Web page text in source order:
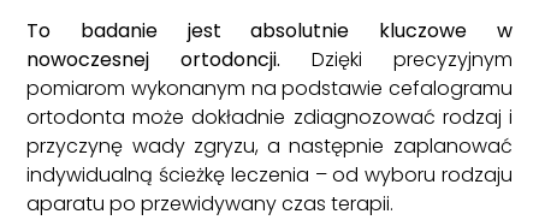
To badanie jest absolutnie kluczowe w
nowoczesnej ortodoncji. Dzięki precyzyjnym
pomiarom wykonanym na podstawie cefalogramu
ortodonta może dokładnie zdiagnozować rodzaj i
przyczynę wady zgryzu, a następnie zaplanować
indywidualną ścieżkę leczenia – od wyboru rodzaju
aparatu po przewidywany czas terapii.